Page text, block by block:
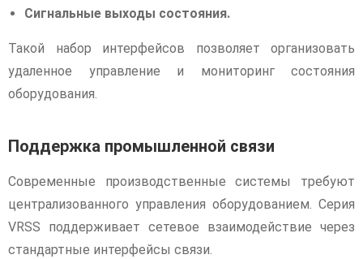
Сигнальные выходы состояния.
Такой набор интерфейсов позволяет организовать
удаленное управление и мониторинг состояния
оборудования.
Поддержка промышленной связи
Современные производственные системы требуют
централизованного управления оборудованием. Серия
VRSS поддерживает сетевое взаимодействие через
стандартные интерфейсы связи.